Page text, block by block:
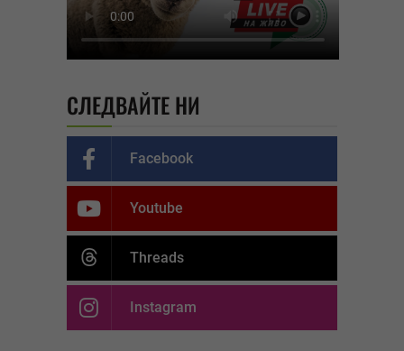
СЛЕДВАЙТЕ НИ
Facebook
Youtube
Threads
Instagram